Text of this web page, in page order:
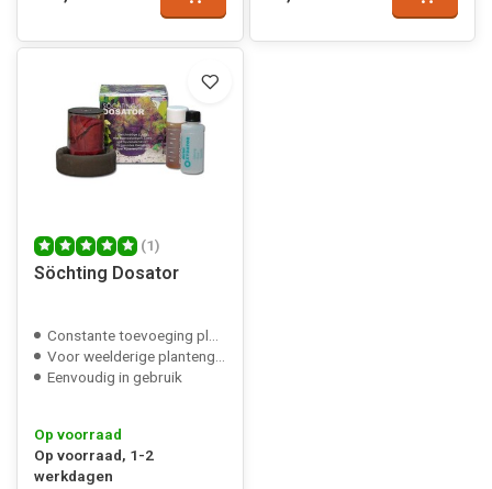
(1)
Söchting Dosator
Constante toevoeging plantenvoeding
Voor weelderige plantengroei
Eenvoudig in gebruik
Op voorraad
Op voorraad, 1-2
werkdagen